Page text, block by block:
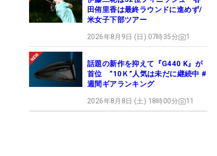
田侑里香は最終ラウンドに進めず/
米女子下部ツアー
2026年8月9日 (日) 07時35分 1
話題の新作を抑えて『G440 K』が
首位 “10Ｋ”人気は未だに継続中 #
週間ギアランキング
2026年8月8日 (土) 18時00分 11